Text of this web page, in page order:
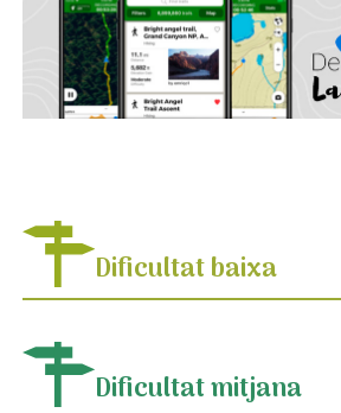
Dificultat baixa
Dificultat mitjana